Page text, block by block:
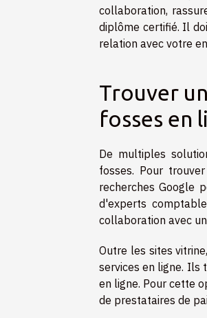
collaboration,
diplôme certifié. Il
relation avec votre
Trouver
fosses en
De multiples
fosses. Pour
recherches Google
d'experts
collaboration avec
Outre les sites
services en ligne. Ils
en ligne. Pour cette
de prestataires de